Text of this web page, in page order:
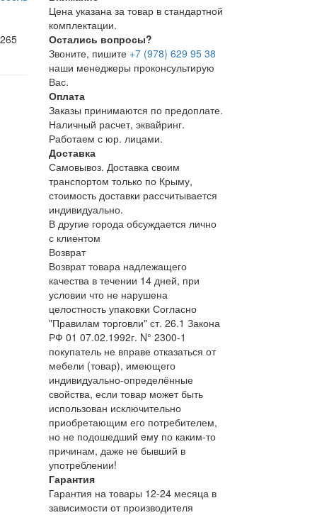
Цена указана за товар в стандартной
комплектации.
Остались вопросы?
Звоните, пишите +7 (978) 629 95 38
наши менеджеры проконсультирую
Вас.
Оплата
Заказы принимаются по предоплате.
Наличный расчет, эквайринг.
Работаем с юр. лицами.
Доставка
Самовывоз. Доставка своим
транспортом только по Крыму,
стоимость доставки рассчитывается
индивидуально.
В другие города обсуждается лично
с клиентом
Возврат
Возврат товара надлежащего
качества в течении 14 дней, при
условии что не нарушена
целостность упаковки Согласно
"Правилам торговли" ст. 26.1 Закона
РФ 01 07.02.1992г. N° 2300-1
покупатель не вправе отказаться от
мебели (товар), имеющего
индивидуально-определённые
свойства, если товар может быть
использован исключительно
приобретающим его потребителем,
но не подошедший eмy по каким-то
причинам, даже не бывший в
употреблении!
Гарантия
Гарантия на товары 12-24 месяца в
зависимости от производителя